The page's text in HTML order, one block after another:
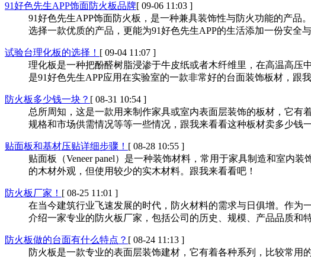
91好色先生APP饰面防火板品牌[ 09-06 11:03 ]
91好色先生APP饰面防火板，是一种兼具装饰性与防火功能的产品。
选择一款优质的产品，更能为91好色先生APP的生活添加一份安全
试验台理化板的选择！ [ 09-04 11:07 ]
理化板是一种把酚醛树脂浸渗于牛皮纸或者木纤维里，在高温高压中
是91好色先生APP应用在实验室的一款非常好的台面装饰板材，跟我
防火板多少钱一块？ [ 08-31 10:54 ]
总所周知，这是一款用来制作家具或室内表面层装饰的板材，它有着
规格和市场供需情况等等一些情况，跟我来看看这种板材卖多少钱一块
贴面板和基材压贴详细步骤！ [ 08-28 10:55 ]
贴面板（Veneer panel）是一种装饰材料，常用于家具制造和室内
的木材外观，但使用较少的实木材料。跟我来看看吧！
防火板厂家！ [ 08-25 11:01 ]
在当今建筑行业飞速发展的时代，防火材料的需求与日俱增。作为一
介绍一家专业的防火板厂家，包括公司的历史、规模、产品品质和
防火板做的台面有什么特点？ [ 08-24 11:13 ]
防火板是一款专业的表面层装饰建材，它有着各种系列，比较常用的